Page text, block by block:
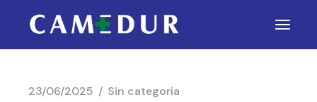
23/06/2025 Sin categoría